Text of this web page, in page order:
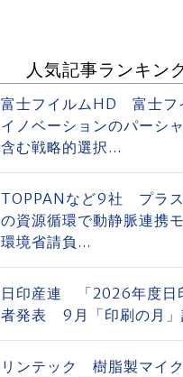
人気記事ランキン
富士フイルムHD 富士フ
イノベーションのパーシ
含む戦略的選択...
TOPPANなど9社 プラ
の資源循環で動静脈連携
環境省請負...
日印産連 「2026年度日
者発表 9月「印刷の月」
リンテック 樹脂製マイ